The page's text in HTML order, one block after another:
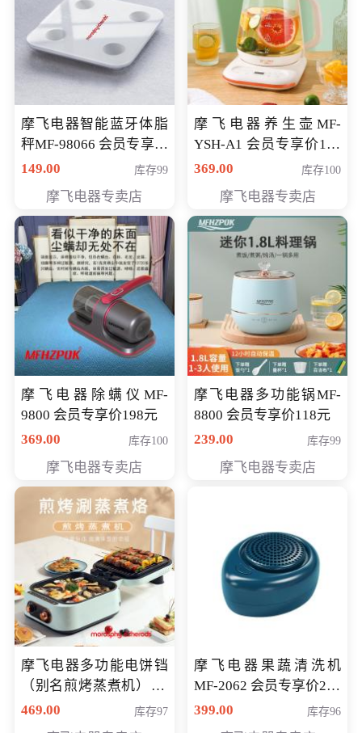
摩飞电器智能蓝牙体脂
秤MF-98066 会员专享价
98元
149.00 库存99
摩飞电器专卖店
摩飞电器养生壶MF-
YSH-A1 会员专享价198
元
369.00 库存100
摩飞电器专卖店
摩飞电器除螨仪MF-
9800 会员专享价198元
369.00
库存100
摩飞电器专卖店
摩飞电器多功能锅MF-
8800 会员专享价118元
239.00
库存99
摩飞电器专卖店
摩飞电器多功能电饼铛
（别名煎烤蒸煮机） 型
号MF-8888B 会员专享
469.00 库存97
摩飞电器果蔬清洗机
MF-2062 会员专享价268
元
399.00 库存96